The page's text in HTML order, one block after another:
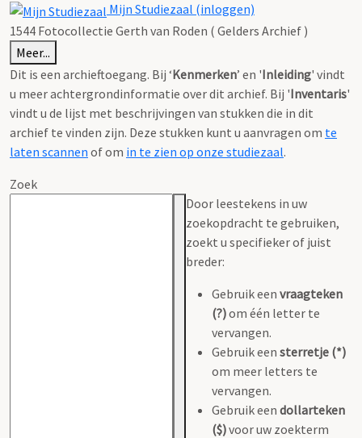
Mijn Studiezaal (inloggen)
1544 Fotocollectie Gerth van Roden ( Gelders Archief )
Meer...
Dit is een archieftoegang. Bij ‘Kenmerken’ en 'Inleiding' vindt
u meer achtergrondinformatie over dit archief. Bij 'Inventaris'
vindt u de lijst met beschrijvingen van stukken die in dit
archief te vinden zijn. Deze stukken kunt u aanvragen om te
laten scannen of om in te zien op onze studiezaal.
Zoek
Door leestekens in uw
zoekopdracht te gebruiken,
zoekt u specifieker of juist
breder:
Gebruik een vraagteken
(?)om één letter te
vervangen.
Gebruik een sterretje (*)
om meer letters te
vervangen.
Gebruik een dollarteken
($)voor uw zoekterm